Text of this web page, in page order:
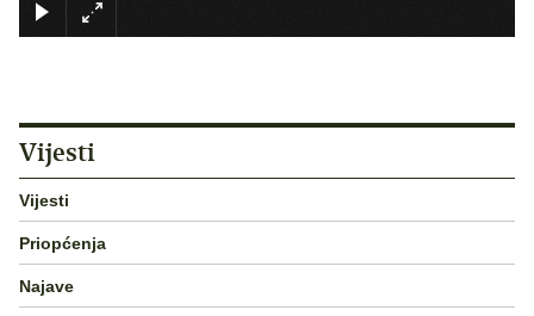
Vijesti
Vijesti
Priopćenja
Najave